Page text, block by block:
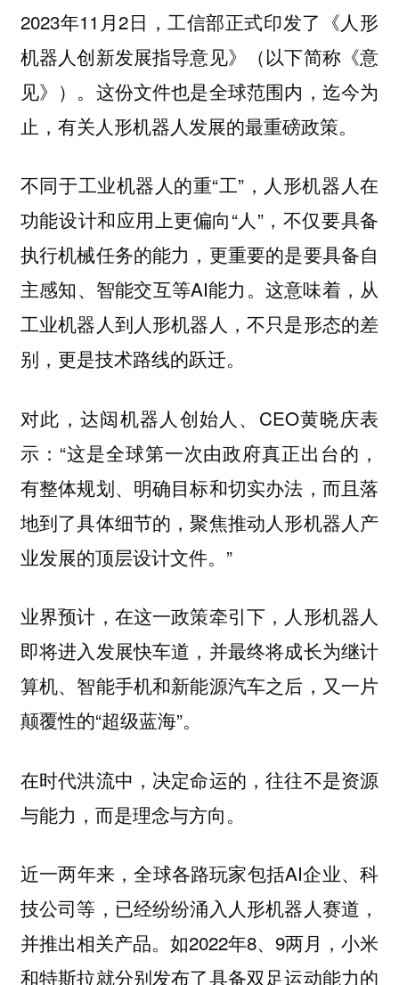
2023年11月2日，工信部正式印发了《人形
机器人创新发展指导意见》（以下简称《意
见》）。这份文件也是全球范围内，迄今为
止，有关人形机器人发展的最重磅政策。
不同于工业机器人的重“工”，人形机器人在
功能设计和应用上更偏向“人”，不仅要具备
执行机械任务的能力，更重要的是要具备自
主感知、智能交互等AI能力。这意味着，从
工业机器人到人形机器人，不只是形态的差
别，更是技术路线的跃迁。
对此，达闼机器人创始人、CEO黄晓庆表
示：“这是全球第一次由政府真正出台的，
有整体规划、明确目标和切实办法，而且落
地到了具体细节的，聚焦推动人形机器人产
业发展的顶层设计文件。”
业界预计，在这一政策牵引下，人形机器人
即将进入发展快车道，并最终将成长为继计
算机、智能手机和新能源汽车之后，又一片
颠覆性的“超级蓝海”。
在时代洪流中，决定命运的，往往不是资源
与能力，而是理念与方向。
近一两年来，全球各路玩家包括AI企业、科
技公司等，已经纷纷涌入人形机器人赛道，
并推出相关产品。如2022年8、9两月，小米
和特斯拉就分别发布了具备双足运动能力的